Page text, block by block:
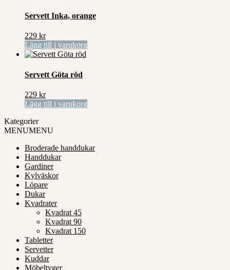
Servett Inka, orange
229 kr
Lägg till i varukorg
Servett Göta röd
229 kr
Lägg till i varukorg
Kategorier
MENUMENU
Broderade handdukar
Handdukar
Gardiner
Kylväskor
Löpare
Dukar
Kvadrater
Kvadrat 45
Kvadrat 90
Kvadrat 150
Tabletter
Servetter
Kuddar
Möbeltyger